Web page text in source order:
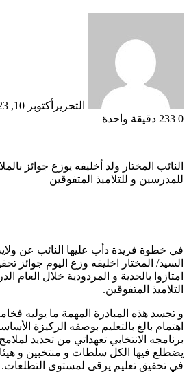
التحرير أكتوبر 10, 2023
0
دقيقة واحدة
للمدرسين و للتلاميذ المتفوقين
في خطوة فريدة دأب عليها النائب عن
السيد/ المختار اخليفه وزع اليوم جوائز
امتازوا بالحدية و المردودية خلال العام
التلاميذ المتفوقين.
و تجسد هذه المبادرة المهمة ما يوليه
اهتمام بالغ بالتعليم بوصفه الركيزة
برنامجه الانتخابي تعهداتي من تحديد
يضطلع فيها الكل سلطات و منتخبين و
في تحقيق تعليم يرقى لمستوى التطلعات.